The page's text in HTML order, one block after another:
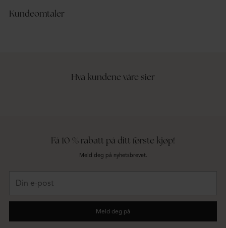
Kundeomtaler
Hva kundene våre sier
Få 10 % rabatt på ditt første kjøp!
Meld deg på nyhetsbrevet.
Meld deg på